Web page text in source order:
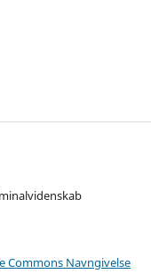
Commons Navngivelse